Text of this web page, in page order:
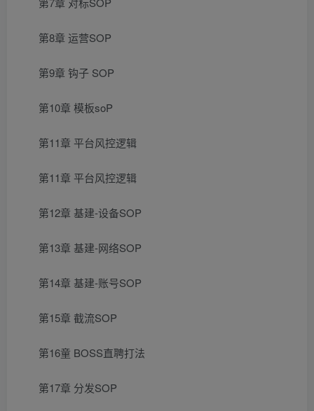
第8章 运营SOP
第9章 钩子 SOP
第10章 模板soP
第11章 平台风控逻辑
第11章 平台风控逻辑
第12章 基建-设备SOP
第13章 基建-网络SOP
第14章 基建-账号SOP
第15章 截流SOP
第16童 BOSS直聘打法
第17章 分发SOP